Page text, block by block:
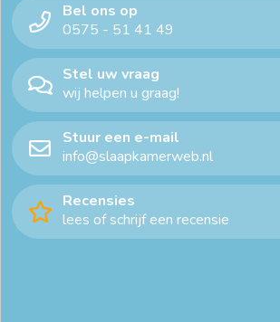
Bel ons op
0575 - 51 41 49
Stel uw vraag
wij helpen u graag!
Stuur een e-mail
info@slaapkamerweb.nl
Recensies
lees of schrijf een recensie